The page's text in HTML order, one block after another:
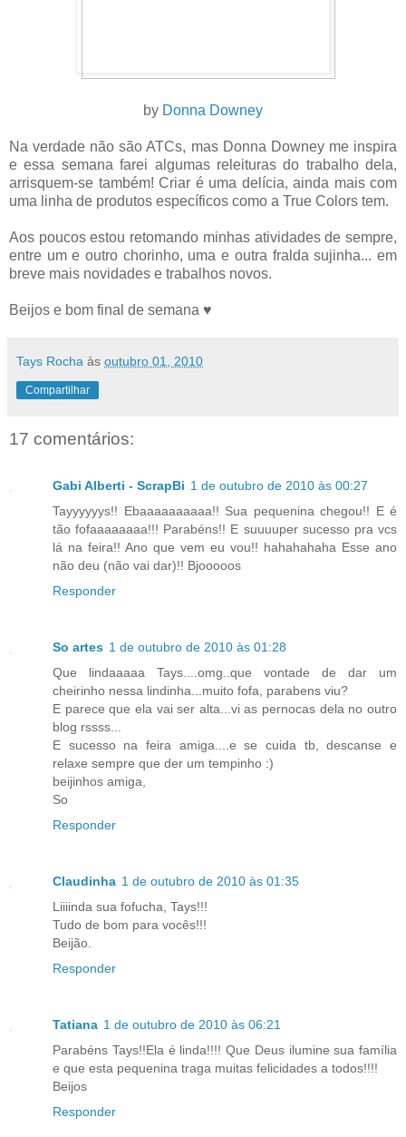
by Donna Downey
Na verdade não são ATCs, mas Donna Downey me inspira
e essa semana farei algumas releituras do trabalho dela,
arrisquem-se também! Criar é uma delícia, ainda mais com
uma linha de produtos específicos como a True Colors tem.
Aos poucos estou retomando minhas atividades de sempre,
entre um e outro chorinho, uma e outra fralda sujinha... em
breve mais novidades e trabalhos novos.
Beijos e bom final de semana ♥
Tays Rocha às outubro 01, 2010
Compartilhar
17 comentários:
Gabi Alberti - ScrapBi 1 de outubro de 2010 às 00:27
Tayyyyyys!! Ebaaaaaaaaaa!! Sua pequenina chegou!! E é
tão fofaaaaaaaa!!! Parabéns!! E suuuuper sucesso pra vcs
lá na feira!! Ano que vem eu vou!! hahahahaha Esse ano
não deu (não vai dar)!! Bjooooos
Responder
So artes 1 de outubro de 2010 às 01:28
Que lindaaaaa Tays....omg..que vontade de dar um
cheirinho nessa lindinha...muito fofa, parabens viu?
E parece que ela vai ser alta...vi as pernocas dela no outro
blog rssss...
E sucesso na feira amiga....e se cuida tb, descanse e
relaxe sempre que der um tempinho :)
beijinhos amiga,
So
Responder
Claudinha 1 de outubro de 2010 às 01:35
Liiiinda sua fofucha, Tays!!!
Tudo de bom para vocês!!!
Beijão.
Responder
Tatiana 1 de outubro de 2010 às 06:21
Parabéns Tays!!Ela é linda!!!! Que Deus ilumine sua família
e que esta pequenina traga muitas felicidades a todos!!!!
Beijos
Responder